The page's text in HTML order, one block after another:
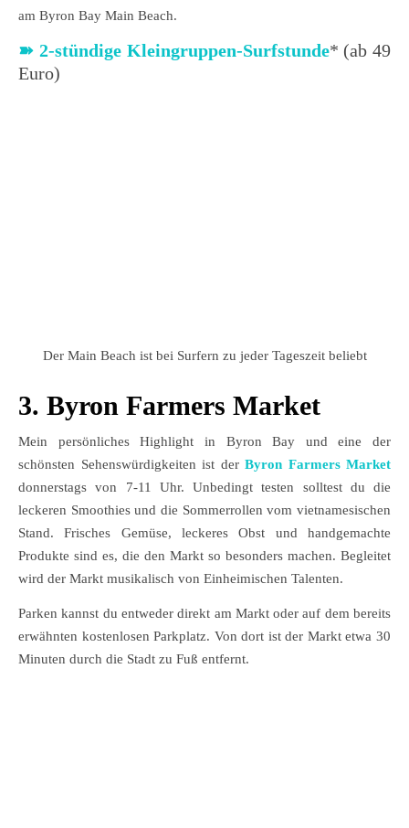
am Byron Bay Main Beach.
➽ 2-stündige Kleingruppen-Surfstunde* (ab 49
Euro)
Der Main Beach ist bei Surfern zu jeder Tageszeit beliebt
3. Byron Farmers Market
Mein persönliches Highlight in Byron Bay und eine der
schönsten Sehenswürdigkeiten ist der Byron Farmers Market
donnerstags von 7-11 Uhr. Unbedingt testen solltest du die
leckeren Smoothies und die Sommerrollen vom vietnamesischen
Stand. Frisches Gemüse, leckeres Obst und handgemachte
Produkte sind es, die den Markt so besonders machen. Begleitet
wird der Markt musikalisch von Einheimischen Talenten.
Parken kannst du entweder direkt am Markt oder auf dem bereits
erwähnten kostenlosen Parkplatz. Von dort ist der Markt etwa 30
Minuten durch die Stadt zu Fuß entfernt.